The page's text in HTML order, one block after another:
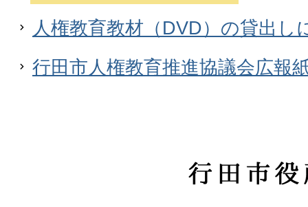
人権教育教材（DVD）の貸出し
行田市人権教育推進協議会広報
行